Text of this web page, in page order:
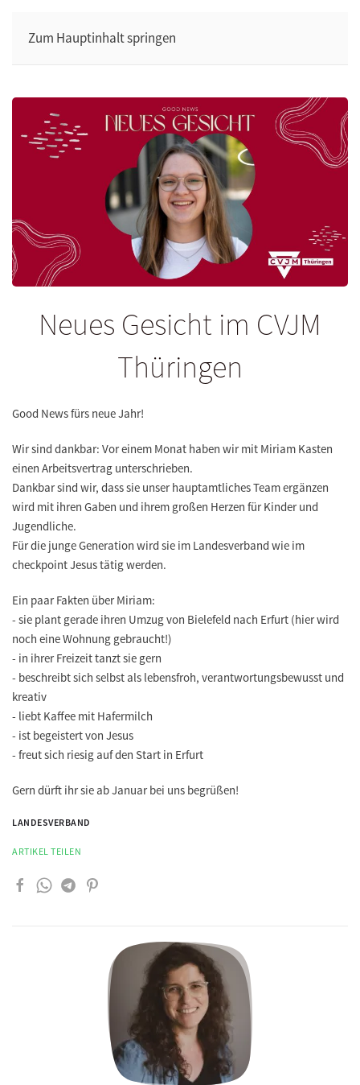
Zum Hauptinhalt springen
Neues Gesicht im CVJM
Thüringen
Good News fürs neue Jahr!
Wir sind dankbar: Vor einem Monat haben wir mit Miriam Kasten
einen Arbeitsvertrag unterschrieben.
Dankbar sind wir, dass sie unser hauptamtliches Team ergänzen
wird mit ihren Gaben und ihrem großen Herzen für Kinder und
Jugendliche.
Für die junge Generation wird sie im Landesverband wie im
checkpoint Jesus tätig werden.
Ein paar Fakten über Miriam:
- sie plant gerade ihren Umzug von Bielefeld nach Erfurt (hier wird
noch eine Wohnung gebraucht!)
- in ihrer Freizeit tanzt sie gern
- beschreibt sich selbst als lebensfroh, verantwortungsbewusst und
kreativ
- liebt Kaffee mit Hafermilch
- ist begeistert von Jesus
- freut sich riesig auf den Start in Erfurt
Gern dürft ihr sie ab Januar bei uns begrüßen!
LANDESVERBAND
ARTIKEL TEILEN